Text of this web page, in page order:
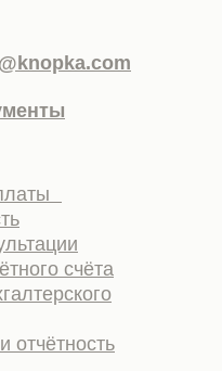
счёта
отчётность